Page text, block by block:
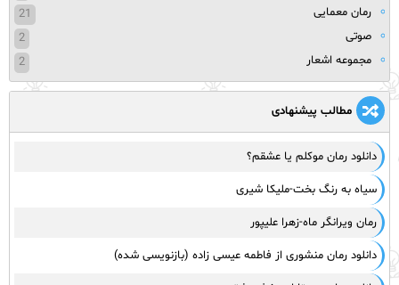
رمان معمایی
21
صوتی
2
مجموعه اشعار
2
مطالب پیشنهادی
دانلود رمان موکلم یا عشقم؟
سیاه به رنگ بخت-ملیکا شیری
رمان ویرانگر ماه-زهرا علیپور
دانلود رمان منشوری از فاطمه عیسی زاده (بازنویسی شده)